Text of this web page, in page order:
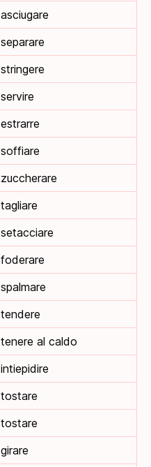
asciugare
separare
stringere
servire
estrarre
soffiare
zuccherare
tagliare
setacciare
foderare
spalmare
tendere
tenere al caldo
intiepidire
tostare
tostare
girare